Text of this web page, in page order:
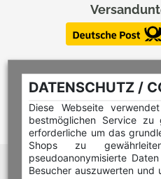
DATENSCHUTZ /
Diese Webseite
bestmöglichen Service zu
erforderliche um das
Shops zu
pseudoanonymisierte
Besucher auszuwerten und
Hilfe